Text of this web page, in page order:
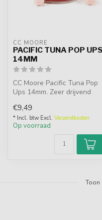
CC MOORE
PACIFIC TUNA POP UPS
14MM
CC Moore Pacific Tuna Pop
Ups 14mm. Zeer drijvend
k...
€9,49
* Incl. btw Excl. Verzendkosten
Op voorraad
Toon